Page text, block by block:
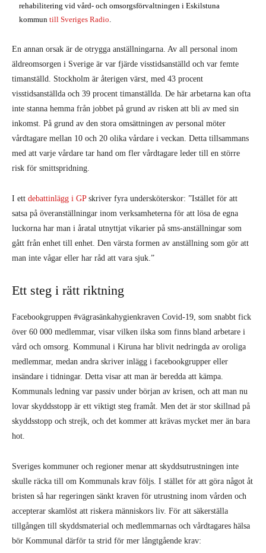
rehabilitering vid vård- och omsorgsförvaltningen i Eskilstuna
kommuntill Sveriges Radio
En annan orsak är de otrygga anställningarna. Av all personal inom
äldreomsorgen i Sverige är var fjärde visstidsanställd och var femte
timanställd. Stockholm är återigen värst, med 43 procent
visstidsanställda och 39 procent timanställda. De här arbetarna kan ofta
inte stanna hemma från jobbet på grund av risken att bli av med sin
inkomst. På grund av den stora omsättningen av personal möter
vårdtagare mellan 10 och 20 olika vårdare i veckan. Detta tillsammans
med att varje vårdare tar hand om fler vårdtagare leder till en större
risk för smittspridning.
I ett debattinlägg i GPskriver fyra undersköterskor: ”Istället för att
satsa på överanställningar inom verksamheterna för att lösa de egna
luckorna har man i åratal utnyttjat vikarier på sms-anställningar som
gått från enhet till enhet. Den värsta formen av anställning som gör att
man inte vågar eller har råd att vara sjuk.”
Ett steg i rätt riktning
Facebookgruppen #vägrasänkahygienkraven Covid-19, som snabbt fick
över 60 000 medlemmar, visar vilken ilska som finns bland arbetare i
vård och omsorg. Kommunal i Kiruna har blivit nedringda av oroliga
medlemmar, medan andra skriver inlägg i facebookgrupper eller
insändare i tidningar. Detta visar att man är beredda att kämpa.
Kommunals ledning var passiv under början av krisen, och att man nu
lovar skyddsstopp är ett viktigt steg framåt. Men det är stor skillnad på
skyddsstopp och strejk, och det kommer att krävas mycket mer än bara
hot.
Sveriges kommuner och regioner menar att skyddsutrustningen inte
skulle räcka till om Kommunals krav följs. I stället för att göra något åt
bristen så har regeringen sänkt kraven för utrustning inom vården och
accepterar skamlöst att riskera människors liv. För att säkerställa
tillgången till skyddsmaterial och medlemmarnas och vårdtagares hälsa
bör Kommunal därför ta strid för mer långtgående krav: